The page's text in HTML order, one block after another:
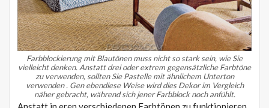
Farbblockierung mit Blautönen muss nicht so stark sein, wie Sie
vielleicht denken. Anstatt drei oder extrem gegensätzliche Farbtöne
zu verwenden, sollten Sie Pastelle mit ähnlichemUnterton
verwenden. Gen ebendiese Weise wird dies Dekor im Vergleich
näher gebracht, während sich jener Farbblock noch anfühlt.